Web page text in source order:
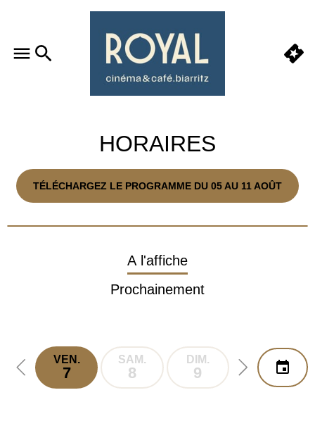
HORAIRES
TÉLÉCHARGEZ LE PROGRAMME DU 05 AU 11 AOÛT
A l'affiche
Prochainement
VEN.
7
SAM.
8
DIM.
9
LUN.
10